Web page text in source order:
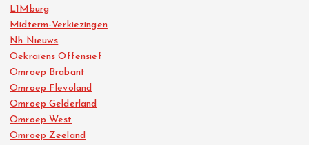
L1Mburg
Midterm-Verkiezingen
Nh Nieuws
Oekraïens Offensief
Omroep Brabant
Omroep Flevoland
Omroep Gelderland
Omroep West
Omroep Zeeland